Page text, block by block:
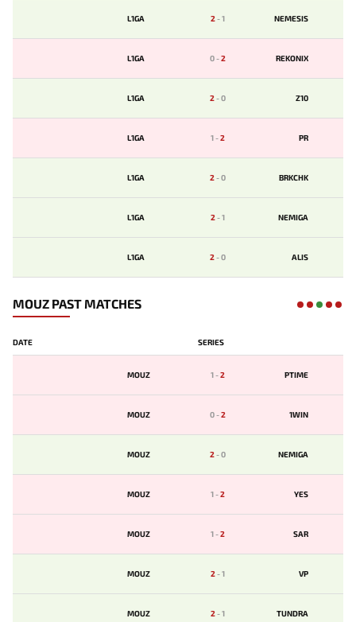
L1GA 2-1 NEMESIS
L1GA 0-2 REKONIX
L1GA 2-0 Z10
L1GA 1-2 PR
L1GA 2-0 BRKCHK
L1GA 2-1 NEMIGA
L1GA 2-0 ALIS
MOUZ PAST MATCHES
DATE SERIES
MOUZ 1-2 PTIME
MOUZ 0-2 1WIN
MOUZ 2-0 NEMIGA
MOUZ 1-2 YES
MOUZ 1-2 SAR
MOUZ 2-1 VP
MOUZ 2-1 TUNDRA